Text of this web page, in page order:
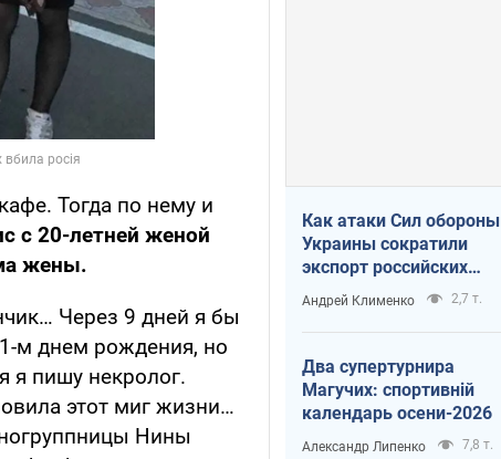
Тогда по нему и
с 20-летней женой
жены.
Через 9 дней я бы
м днем рождения, но
я пишу некролог.
этот миг жизни…
Нины
Как атаки Сил обороны
Украины сократили
экспорт российских
нефтепродуктов
Андрей Клименко 2,7 т.
Два супертурнира
Магучих: спортивній
календарь осени-2026
Александр Липенко 7,8 т.